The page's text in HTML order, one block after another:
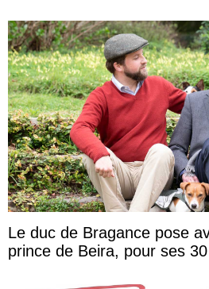
Le duc de Bragance pose
prince de Beira, pour ses